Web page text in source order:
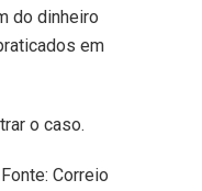
do dinheiro
em
o caso.
Fonte: Correio